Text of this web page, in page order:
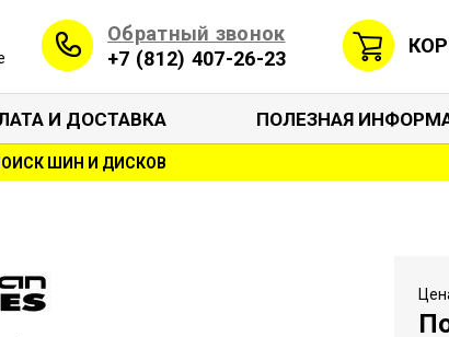
Обратный звонок
+7 (812) 407-26-23
И ДОСТАВКА ПОЛЕЗНАЯ
ШИН И ДИСКОВ